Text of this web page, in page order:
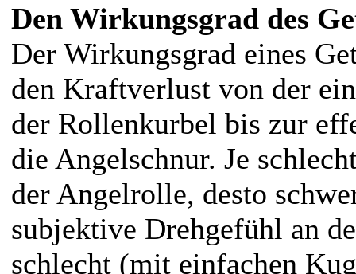
Den Wirkungsgrad des
Der Wirkungsgrad eines
den Kraftverlust von der
der Rollenkurbel bis zur
die Angelschnur. Je
der Angelrolle, desto
subjektive Drehgefühl an
schlecht (mit einfachen